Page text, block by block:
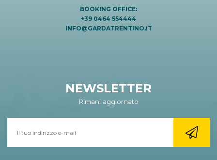
BOOKING OFFICE:
+39 0464 554444
INFO@GARDATRENTINO.IT
NEWSLETTER
Rimani aggiornato